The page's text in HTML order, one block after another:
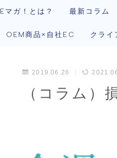
Eマガ！とは？ 最新コラム
OEM商品×自社EC クライ
2019.06.26
（コラム）